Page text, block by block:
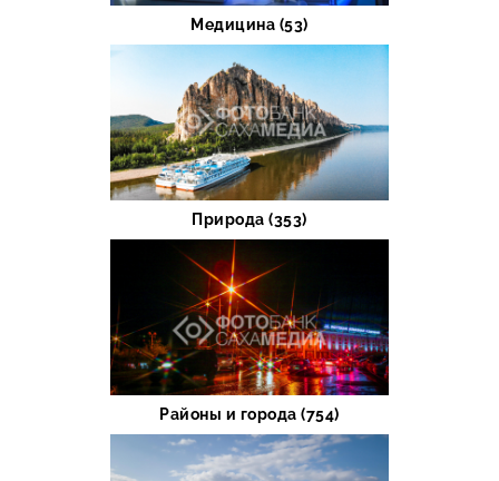
Медицина (53)
Природа (353)
Районы и города (754)